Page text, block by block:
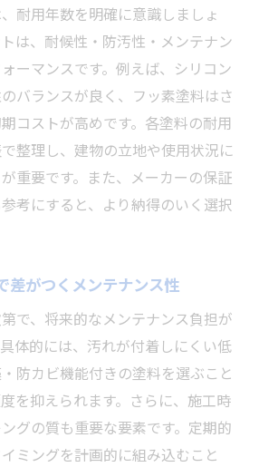
耐用年数を明確に意識しましょ
は、耐候性・防汚性・メンテナン
ーマンスです。例えば、シリコン
バランスが良く、フッ素塗料はさ
コストが高めです。各塗料の耐用
整理し、建物の立地や使用状況に
重要です。また、メーカーの保証
考にすると、より納得のいく選択
差がつくメンテナンス性
で、将来的なメンテナンス負担が
体的には、汚れが付着しにくい低
防カビ機能付きの塗料を選ぶこと
を抑えられます。さらに、施工時
グの質も重要な要素です。定期的
ミングを計画的に組み込むこと